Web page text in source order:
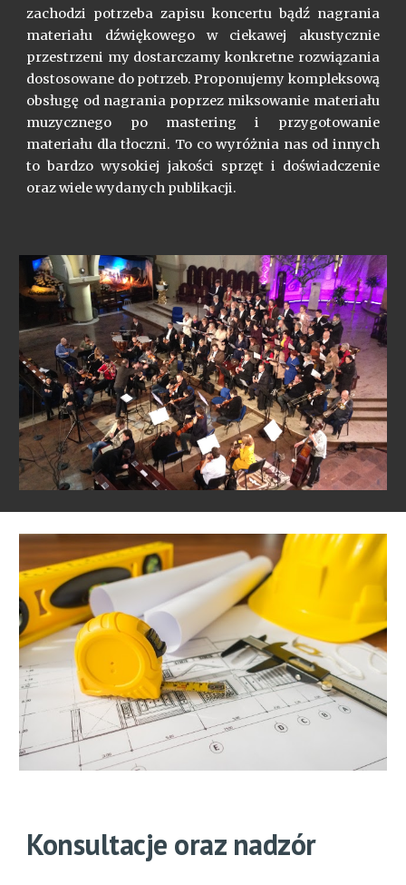
zachodzi potrzeba zapisu koncertu bądź nagrania
materiału dźwiękowego w ciekawej akustycznie
przestrzeni my dostarczamy konkretne rozwiązania
dostosowane do potrzeb. Proponujemy kompleksową
obsługę od nagrania poprzez miksowanie materiału
muzycznego po mastering i przygotowanie
materiału dla tłoczni. To co wyróżnia nas od innych
to bardzo wysokiej jakości sprzęt i doświadczenie
oraz wiele wydanych publikacji.
Konsultacje oraz nadzór